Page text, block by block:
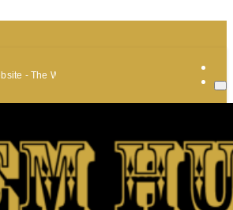
- The World of Minerals and Jewelry